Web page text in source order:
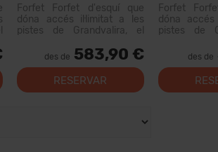
Forfet Forfet d'esquí que
dóna accés il·limitat a les
pistes de Grandvalira, el
dels Pirineus. Amb aquest
forfet podràs recórrer més
de 200 km de pistes, amb
opcions per a tots els nivells,
des de 583,90 €
RESERVAR
Lloguer
Forfet
dóna
pistes de
dels
forfet
des de